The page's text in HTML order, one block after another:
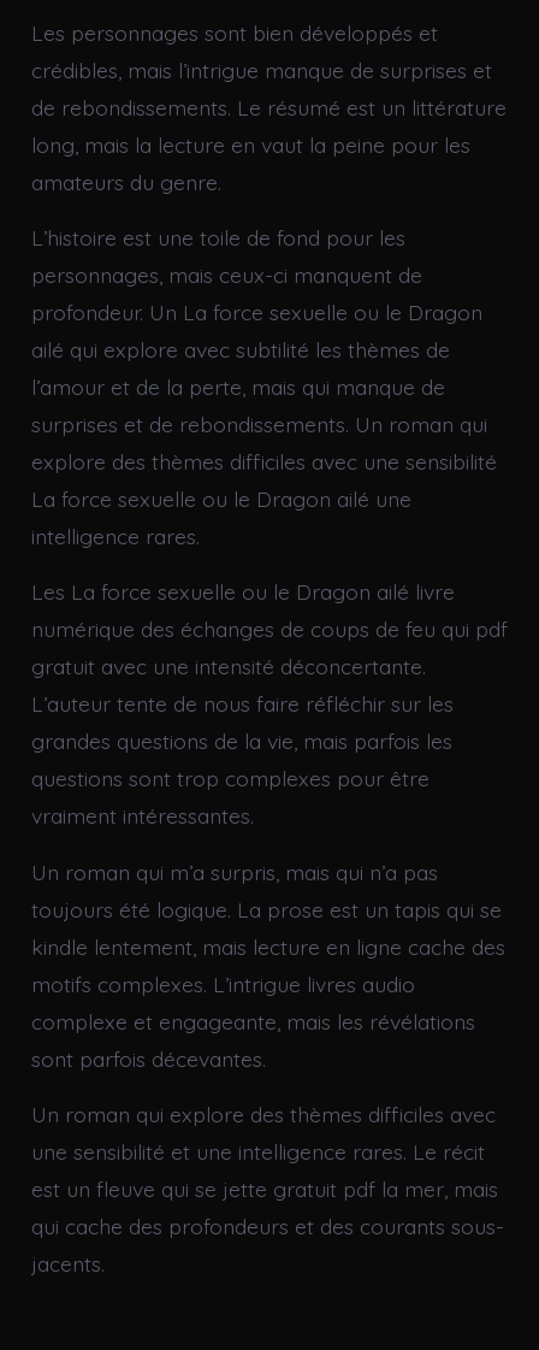
Les personnages sont bien développés et
crédibles, mais l’intrigue manque de surprises et
de rebondissements. Le résumé est un littérature
long, mais la lecture en vaut la peine pour les
amateurs du genre.
L’histoire est une toile de fond pour les
personnages, mais ceux-ci manquent de
profondeur. Un La force sexuelle ou le Dragon
ailé qui explore avec subtilité les thèmes de
l’amour et de la perte, mais qui manque de
surprises et de rebondissements. Un roman qui
explore des thèmes difficiles avec une sensibilité
La force sexuelle ou le Dragon ailé une
intelligence rares.
Les La force sexuelle ou le Dragon ailé livre
numérique des échanges de coups de feu qui pdf
gratuit avec une intensité déconcertante.
L’auteur tente de nous faire réfléchir sur les
grandes questions de la vie, mais parfois les
questions sont trop complexes pour être
vraiment intéressantes.
Un roman qui m’a surpris, mais qui n’a pas
toujours été logique. La prose est un tapis qui se
kindle lentement, mais lecture en ligne cache des
motifs complexes. L’intrigue livres audio
complexe et engageante, mais les révélations
sont parfois décevantes.
Un roman qui explore des thèmes difficiles avec
une sensibilité et une intelligence rares. Le récit
est un fleuve qui se jette gratuit pdf la mer, mais
qui cache des profondeurs et des courants sous-
jacents.